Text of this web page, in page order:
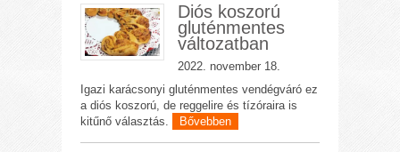
Diós koszorú
gluténmentes
változatban
2022. november 18.
Igazi karácsonyi gluténmentes vendégváró ez
a diós koszorú, de reggelire és tízóraira is
kitűnő választás.
Bővebben